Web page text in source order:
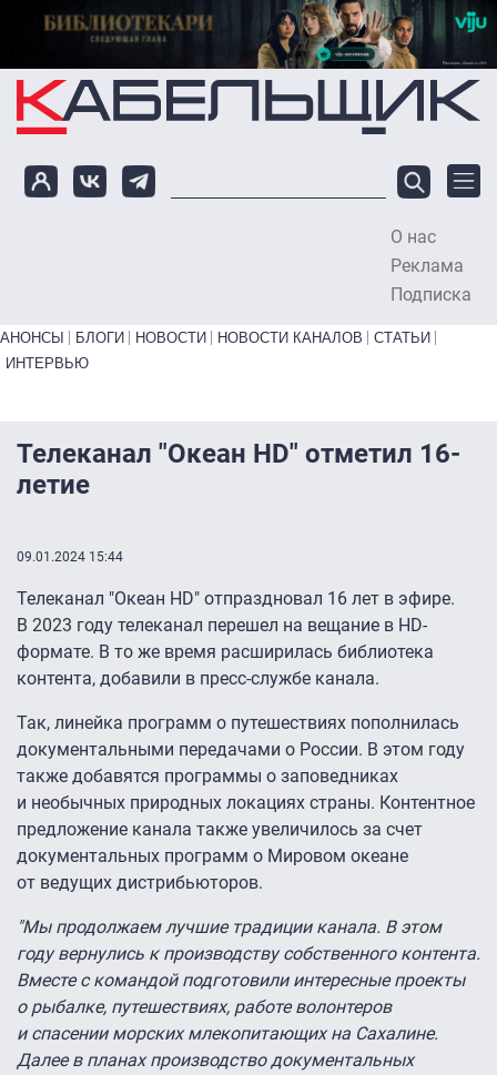
Перейти к основному содержанию
О нас
Реклама
Подписка
Primary links bottom
АНОНСЫ БЛОГИ НОВОСТИ НОВОСТИ КАНАЛОВ
СТАТЬИ
ИНТЕРВЬЮ
Телеканал "Океан HD" отметил 16-
летие
09.01.2024 15:44
Телеканал "Океан HD" отпраздновал 16 лет в эфире.
В 2023 году телеканал перешел на вещание в HD-
формате. В то же время расширилась библиотека
контента, добавили в пресс-службе канала.
Так, линейка программ о путешествиях пополнилась
документальными передачами о России. В этом году
также добавятся программы о заповедниках
и необычных природных локациях страны. Контентное
предложение канала также увеличилось за счет
документальных программ о Мировом океане
от ведущих дистрибьюторов.
"Мы продолжаем лучшие традиции канала. В этом
году вернулись к производству собственного контента.
Вместе с командой подготовили интересные проекты
о рыбалке, путешествиях, работе волонтеров
и спасении морских млекопитающих на Сахалине.
Далее в планах производство документальных